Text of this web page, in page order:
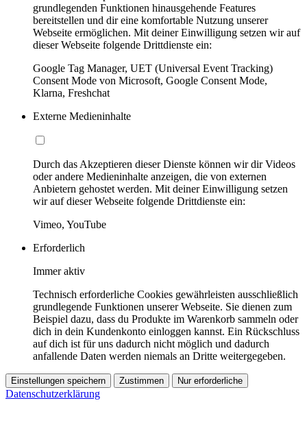
grundlegenden Funktionen hinausgehende Features
bereitstellen und dir eine komfortable Nutzung unserer
Webseite ermöglichen. Mit deiner Einwilligung setzen wir auf
dieser Webseite folgende Drittdienste ein:
Google Tag Manager, UET (Universal Event Tracking)
Consent Mode von Microsoft, Google Consent Mode,
Klarna, Freshchat
Externe Medieninhalte
Durch das Akzeptieren dieser Dienste können wir dir Videos
oder andere Medieninhalte anzeigen, die von externen
Anbietern gehostet werden. Mit deiner Einwilligung setzen
wir auf dieser Webseite folgende Drittdienste ein:
Vimeo, YouTube
Erforderlich
Immer aktiv
Technisch erforderliche Cookies gewährleisten ausschließlich
grundlegende Funktionen unserer Webseite. Sie dienen zum
Beispiel dazu, dass du Produkte im Warenkorb sammeln oder
dich in dein Kundenkonto einloggen kannst. Ein Rückschluss
auf dich ist für uns dadurch nicht möglich und dadurch
anfallende Daten werden niemals an Dritte weitergegeben.
Einstellungen speichern Zustimmen Nur erforderliche
Datenschutzerklärung